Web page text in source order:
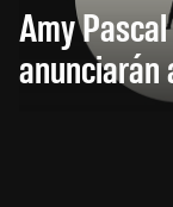
Amy
anunciarán